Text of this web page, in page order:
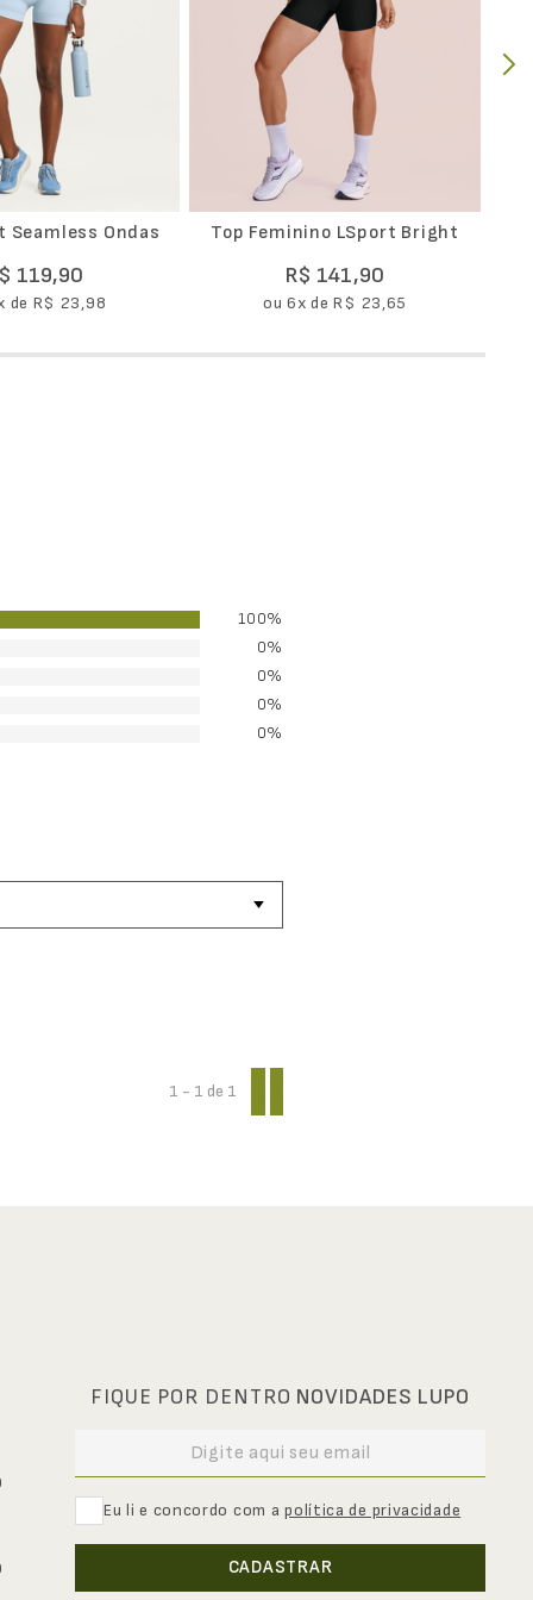
Seamless Ondas
119,90
de R$ 23,98
Top Feminino LSport Bright
R$ 141,90
ou6x deR$ 23,65
100%
0%
0%
0%
0%
1 - 1 de 1
FIQUE POR DENTRO NOVIDADES LUPO
Eu li e concordo com apolítica de privacidade
CADASTRAR